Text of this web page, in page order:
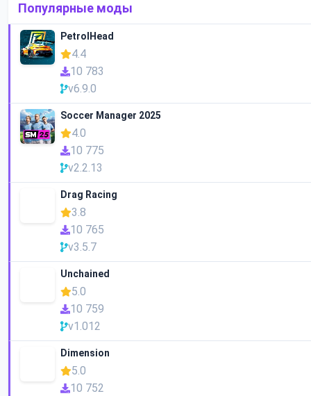
Популярные моды
PetrolHead
4.4
10 783
v6.9.0
Soccer Manager 2025
4.0
10 775
v2.2.13
Drag Racing
3.8
10 765
v3.5.7
Unchained
5.0
10 759
v1.012
Dimension
5.0
10 752